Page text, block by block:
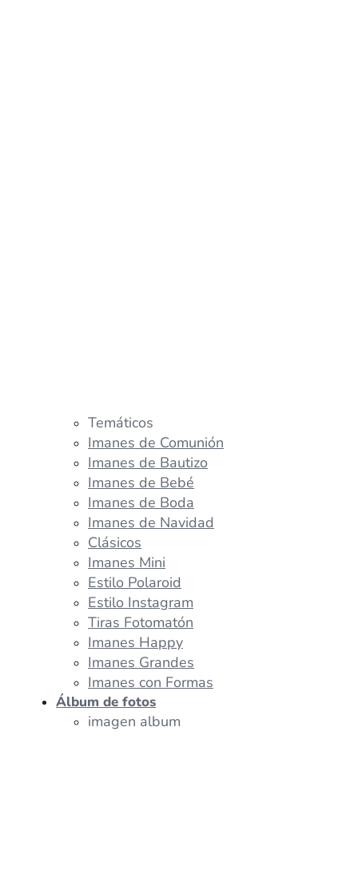
Temáticos
Imanes de Comunión
Imanes de Bautizo
Imanes de Bebé
Imanes de Boda
Imanes de Navidad
Clásicos
Imanes Mini
Estilo Polaroid
Estilo Instagram
Tiras Fotomatón
Imanes Happy
Imanes Grandes
Imanes con Formas
Álbum de fotos
imagen album